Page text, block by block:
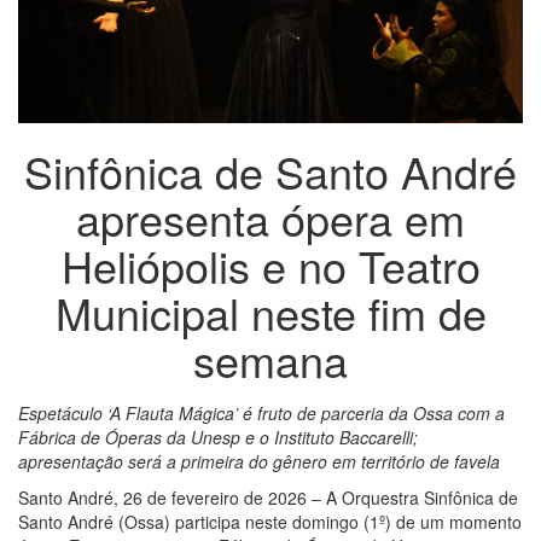
Sinfônica de Santo André
apresenta ópera em
Heliópolis e no Teatro
Municipal neste fim de
semana
Espetáculo ‘A Flauta Mágica’ é fruto de parceria da Ossa com a
Fábrica de Óperas da Unesp e o Instituto Baccarelli;
apresentação será a primeira do gênero em território de favela
Santo André, 26 de fevereiro de 2026 – A Orquestra Sinfônica de
Santo André (Ossa) participa neste domingo (1º) de um momento